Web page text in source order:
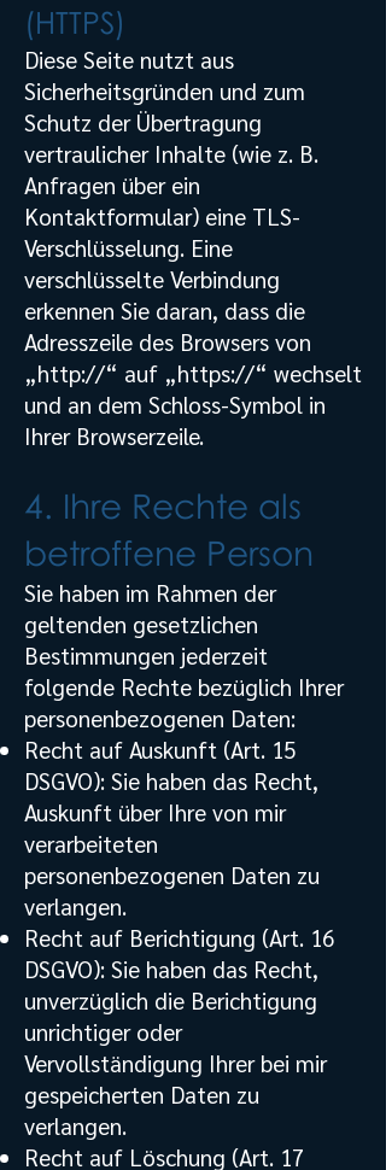
(HTTPS)
Diese Seite nutzt aus
Sicherheitsgründen und zum
Schutz der Übertragung
vertraulicher Inhalte (wie z. B.
Anfragen über ein
Kontaktformular) eine TLS-
Verschlüsselung. Eine
verschlüsselte Verbindung
erkennen Sie daran, dass die
Adresszeile des Browsers von
„http://“ auf „https://“ wechselt
und an dem Schloss-Symbol in
Ihrer Browserzeile.
4. Ihre Rechte als
betroffene Person
Sie haben im Rahmen der
geltenden gesetzlichen
Bestimmungen jederzeit
folgende Rechte bezüglich Ihrer
personenbezogenen Daten:
Recht auf Auskunft (Art. 15
DSGVO): Sie haben das Recht,
Auskunft über Ihre von mir
verarbeiteten
personenbezogenen Daten zu
verlangen.
Recht auf Berichtigung (Art. 16
DSGVO): Sie haben das Recht,
unverzüglich die Berichtigung
unrichtiger oder
Vervollständigung Ihrer bei mir
gespeicherten Daten zu
verlangen.
Recht auf Löschung (Art. 17